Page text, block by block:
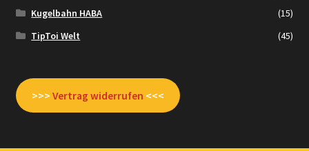
Kugelbahn HABA
(15)
TipToi Welt
(45)
>>> Vertrag widerrufen <<<